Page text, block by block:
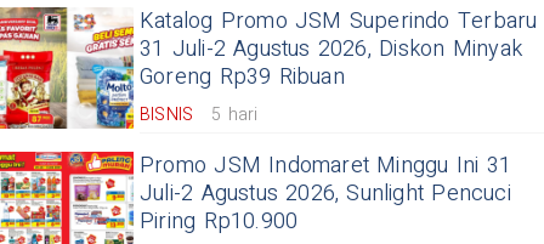
Katalog Promo JSM Superindo Terbaru
31 Juli-2 Agustus 2026, Diskon Minyak
Goreng Rp39 Ribuan
BISNIS 5 hari
Promo JSM Indomaret Minggu Ini 31
Juli-2 Agustus 2026, Sunlight Pencuci
Piring Rp10.900